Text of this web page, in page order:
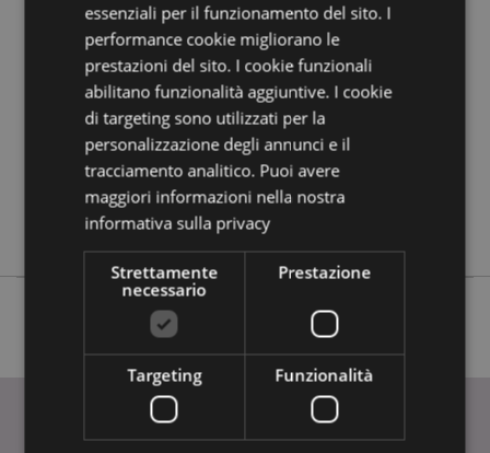
Dettagli del Prodotto
Informazioni
Aggiuntive
Lunghezza 7.5cm
5055071532160
0.099000
No
No
No
essenziali per il funzionamento del sito. I
performance cookie migliorano le
prestazioni del sito. I cookie funzionali
abilitano funzionalità aggiuntive. I cookie
di targeting sono utilizzati per la
personalizzazione degli annunci e il
tracciamento analitico. Puoi avere
maggiori informazioni nella nostra
informativa sulla privacy
Strettamente
necessario
Prestazione
Targeting Funzionalità